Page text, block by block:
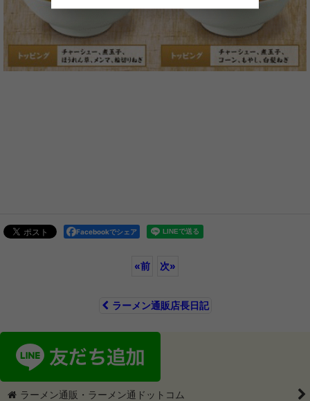
Facebookでシェア
«前 次»
ラーメン通販店長日記
ラーメン通販・ラーメン通ドットコム